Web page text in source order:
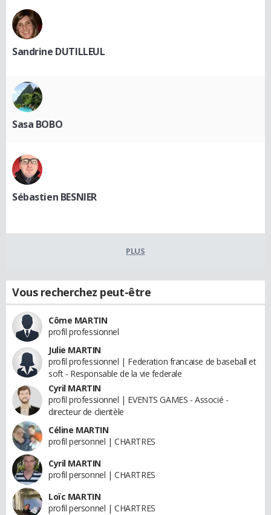
Sandrine DUTILLEUL
Sasa BOBO
Sébastien BESNIER
PLUS
Vous recherchez peut-être
Côme MARTIN
profil professionnel
Julie MARTIN
profil professionnel | Federation francaise de baseball et
soft - Responsable de la vie federale
Cyril MARTIN
profil professionnel | EVENTS GAMES - Associé -
directeur de clientèle
Céline MARTIN
profil personnel | CHARTRES
Cyril MARTIN
profil personnel | CHARTRES
Loïc MARTIN
profil personnel | CHARTRES